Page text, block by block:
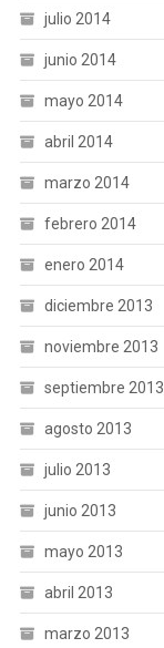
julio 2014
junio 2014
mayo 2014
abril 2014
marzo 2014
febrero 2014
enero 2014
diciembre 2013
noviembre 2013
septiembre 2013
agosto 2013
julio 2013
junio 2013
mayo 2013
abril 2013
marzo 2013